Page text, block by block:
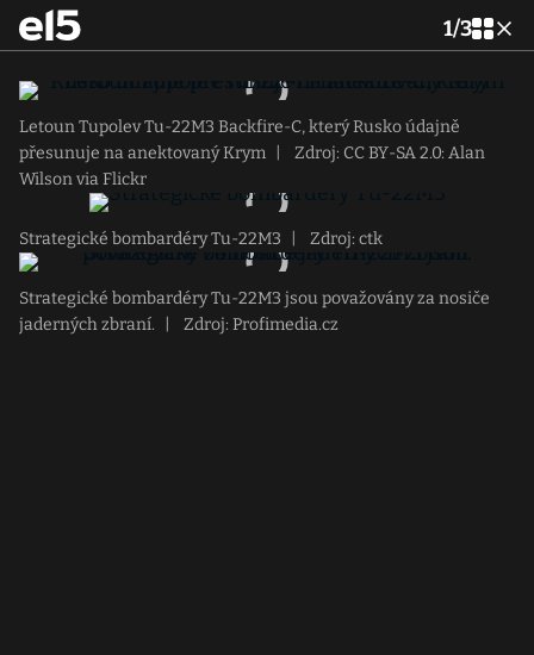
1/3
Letoun Tupolev Tu-22M3 Backfire-C, který Rusko údajně
přesunuje na anektovaný Krym
Zdroj: CC BY-SA 2.0: Alan
Wilson via Flickr
Strategické bombardéry Tu-22M3 Zdroj: ctk
Strategické bombardéry Tu-22M3 jsou považovány za nosiče
jaderných zbraní.
Zdroj: Profimedia.cz